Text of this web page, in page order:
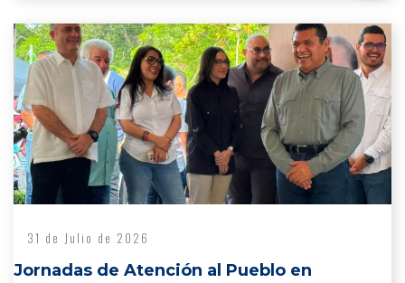
31 de Julio de 2026
Jornadas de Atención al Pueblo en